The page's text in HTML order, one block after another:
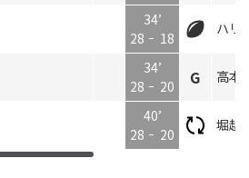
34’
28
18
ハリ
34’
28
20
高本
40’
28
20
堀越